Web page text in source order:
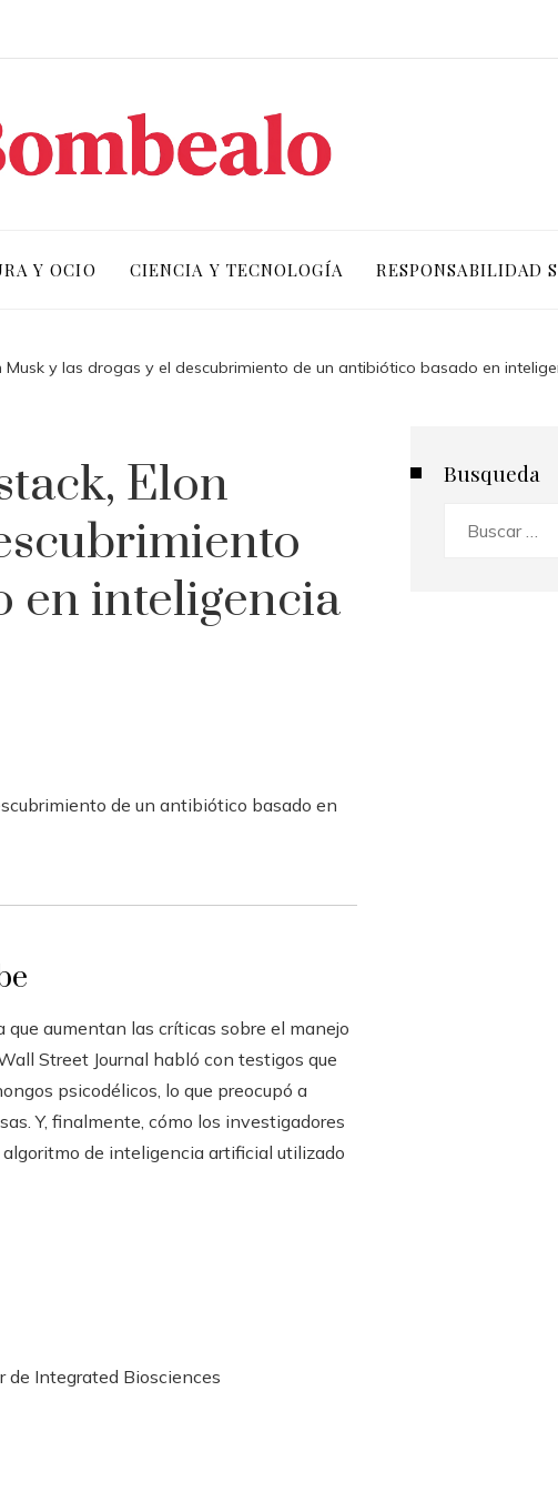
Y OCIO CIENCIA Y TECNOLOGÍA RESPONSABILIDAD
Musk y las drogas y el descubrimiento de un antibiótico basado en
Elon
en inteligencia
aumentan las críticas sobre el manejo
Street Journal habló con testigos que
psicodélicos, lo que preocupó a
Y, finalmente, cómo los investigadores
de inteligencia artificial utilizado
de Integrated Biosciences
Busqueda